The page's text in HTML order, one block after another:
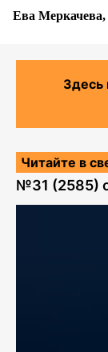
Ева
Здесь
Читайте в
№31 (2585)